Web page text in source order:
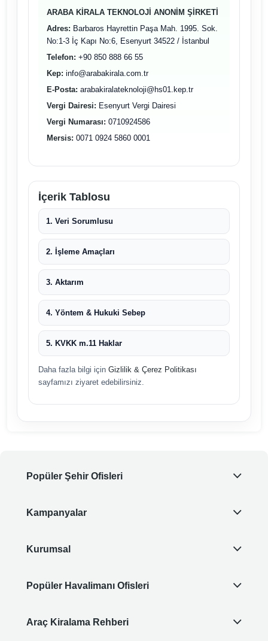
ARABA KİRALA TEKNOLOJİ ANONİM ŞİRKETİ
Adres: Barbaros Hayrettin Paşa Mah. 1995. Sok.
No:1-3 İç Kapı No:6, Esenyurt 34522 / İstanbul
Telefon: +90 850 888 66 55
Kep: info@arabakirala.com.tr
E-Posta: arabakiralateknoloji@hs01.kep.tr
Vergi Dairesi: Esenyurt Vergi Dairesi
Vergi Numarası: 0710924586
Mersis: 0071 0924 5860 0001
İçerik Tablosu
1. Veri Sorumlusu
2. İşleme Amaçları
3. Aktarım
4. Yöntem & Hukuki Sebep
5. KVKK m.11 Haklar
Daha fazla bilgi için Gizlilik & Çerez Politikası
sayfamızı ziyaret edebilirsiniz.
Popüler Şehir Ofisleri
Kampanyalar
Kurumsal
Popüler Havalimanı Ofisleri
Araç Kiralama Rehberi